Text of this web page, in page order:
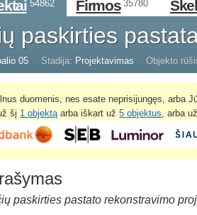
54862 Firmos 35780
paskirties
05 Stadija: Projektavimas Objekto
duomenis, nes esate neprisijungęs, arba
šį 1 objektą arba iškart už5 objektus , arba
paskirties pastato rekonstravimo